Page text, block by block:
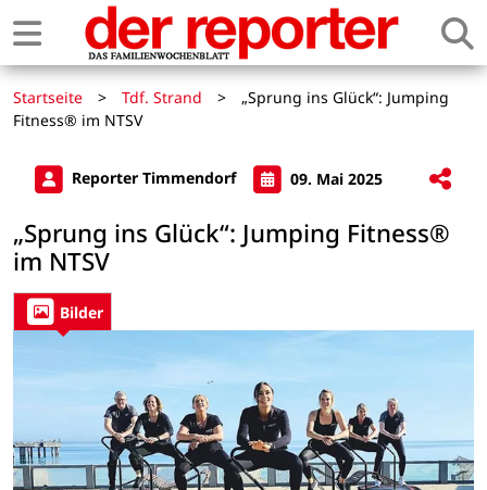
Startseite > Tdf. Strand >
„Sprung ins Glück“: Jumping
Fitness® im NTSV
Reporter Timmendorf 09. Mai 2025
„Sprung ins Glück“: Jumping Fitness®
im NTSV
Bilder